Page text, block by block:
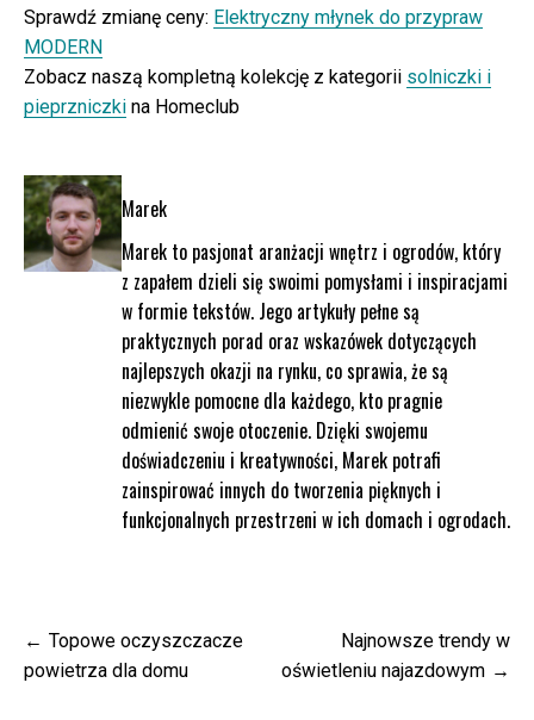
Sprawdź zmianę ceny: Elektryczny młynek do przypraw
MODERN
Zobacz naszą kompletną kolekcję z kategorii solniczki i
pieprzniczki na Homeclub
Marek
Marek to pasjonat aranżacji wnętrz i ogrodów, który
z zapałem dzieli się swoimi pomysłami i inspiracjami
w formie tekstów. Jego artykuły pełne są
praktycznych porad oraz wskazówek dotyczących
najlepszych okazji na rynku, co sprawia, że są
niezwykle pomocne dla każdego, kto pragnie
odmienić swoje otoczenie. Dzięki swojemu
doświadczeniu i kreatywności, Marek potrafi
zainspirować innych do tworzenia pięknych i
funkcjonalnych przestrzeni w ich domach i ogrodach.
Nawigacja
wpisu
Topowe oczyszczacze
powietrza dla domu
Najnowsze trendy w
oświetleniu najazdowym